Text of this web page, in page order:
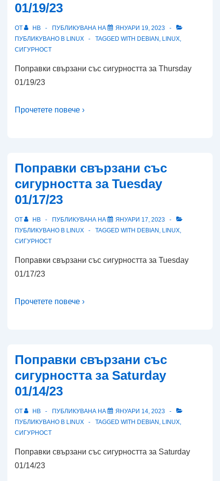
01/19/23
ОТ HB ПУБЛИКУВАНА НА
ЯНУАРИ 19, 2023
ПУБЛИКУВАНО В LINUX TAGGED WITH DEBIAN , LINUX,
СИГУРНОСТ
Поправки свързани със сигурността за Thursday
01/19/23
Прочетете повече ›
Поправки свързани със
сигурността за Tuesday
01/17/23
ОТ HB ПУБЛИКУВАНА НА
ЯНУАРИ 17, 2023
ПУБЛИКУВАНО В LINUX TAGGED WITH DEBIAN , LINUX,
СИГУРНОСТ
Поправки свързани със сигурността за Tuesday
01/17/23
Прочетете повече ›
Поправки свързани със
сигурността за Saturday
01/14/23
ОТ HB ПУБЛИКУВАНА НА
ЯНУАРИ 14, 2023
ПУБЛИКУВАНО В LINUX TAGGED WITH DEBIAN , LINUX,
СИГУРНОСТ
Поправки свързани със сигурността за Saturday
01/14/23